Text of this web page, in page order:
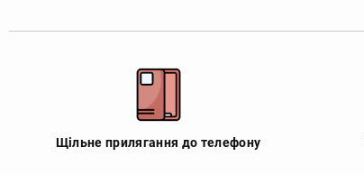
Щільне прилягання до телефону